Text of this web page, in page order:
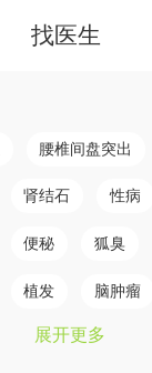
找医生
腰椎间盘突出
肾结石 性病
便秘 狐臭
植发 脑肿瘤
脾胃病 乳腺癌
展开更多